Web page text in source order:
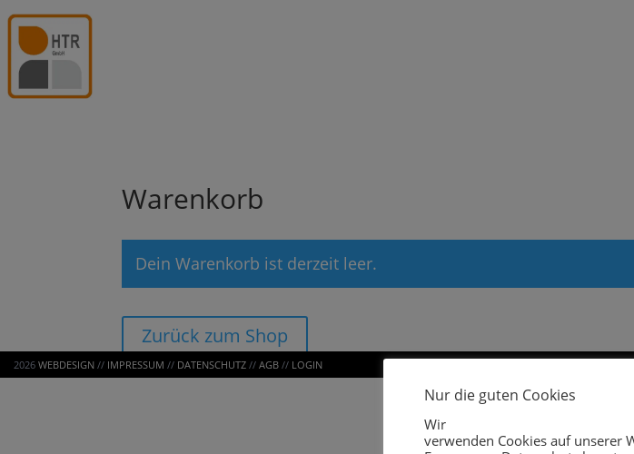
Warenkorb
Dein Warenkorb ist derzeit leer.
Zurück zum Shop
2026 WEBDESIGN // IMPRESSUM // DATENSCHUTZ // AGB // LOGIN
Nur die guten Cookies
Wir
verwenden Cookies auf unserer